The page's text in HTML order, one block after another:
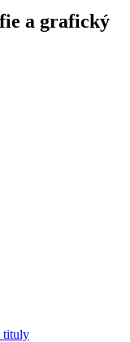
a grafický
tituly